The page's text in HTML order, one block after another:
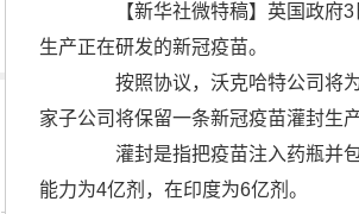
【新华社微特稿】英国政府3
生产正在研发的新冠疫苗。
按照协议，沃克哈特公司将为
家子公司将保留一条新冠疫苗灌封生
灌封是指把疫苗注入药瓶并包
能力为4亿剂，在印度为6亿剂。